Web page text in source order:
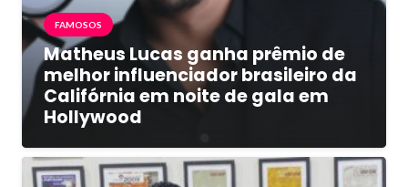
FAMOSOS
Matheus Lucas ganha prêmio de
melhor influenciador brasileiro da
Califórnia em noite de gala em
Hollywood